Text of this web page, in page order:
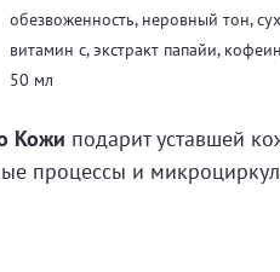
обезвоженность, неровный тон,
витамин с, экстракт папайи,
50 мл
Кожи подарит уставшей
процессы и